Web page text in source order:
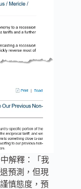
解釋：「我
預測，但現
慎態度，預